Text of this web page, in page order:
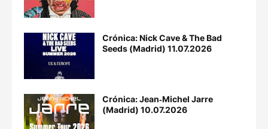
Crónica: Nick Cave & The Bad
Seeds (Madrid) 11.07.2026
Crónica: Jean‐Michel Jarre
(Madrid) 10.07.2026